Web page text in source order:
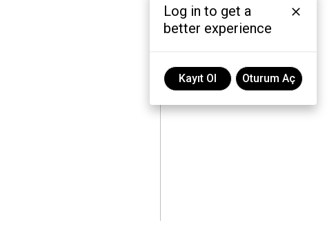
Log in to get a
better experience
Kayıt Ol Oturum Aç